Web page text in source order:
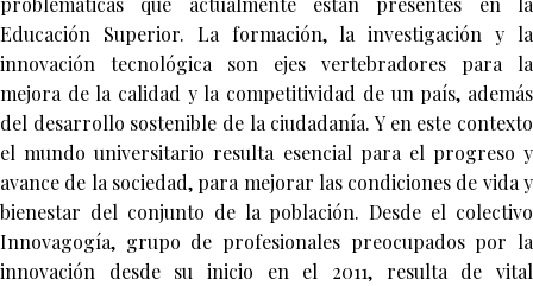
Educación Superior. La formación, la investigación y la
innovación tecnológica son ejes vertebradores para la
mejora de la calidad y la competitividad de un país, además
del desarrollo sostenible de la ciudadanía. Y en este contexto
el mundo universitario resulta esencial para el progreso y
avance de la sociedad, para mejorar las condiciones de vida y
bienestar del conjunto de la población. Desde el colectivo
Innovagogía, grupo de profesionales preocupados por la
innovación desde su inicio en el 2011, resulta de vital